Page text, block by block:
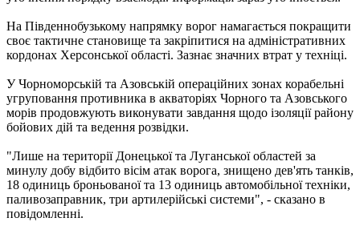
На Південнобузькому напрямку ворог намагається покращити
своє тактичне становище та закріпитися на адміністративних
кордонах Херсонської області. Зазнає значних втрат у техніці.
У Чорноморській та Азовській операційних зонах корабельні
угруповання противника в акваторіях Чорного та Азовського
морів продовжують виконувати завдання щодо ізоляції району
бойових дій та ведення розвідки.
"Лише на території Донецької та Луганської областей за
минулу добу відбито вісім атак ворога, знищено дев'ять танків,
18 одиниць броньованої та 13 одиниць автомобільної техніки,
паливозаправник, три артилерійські системи", - сказано в
повідомленні.